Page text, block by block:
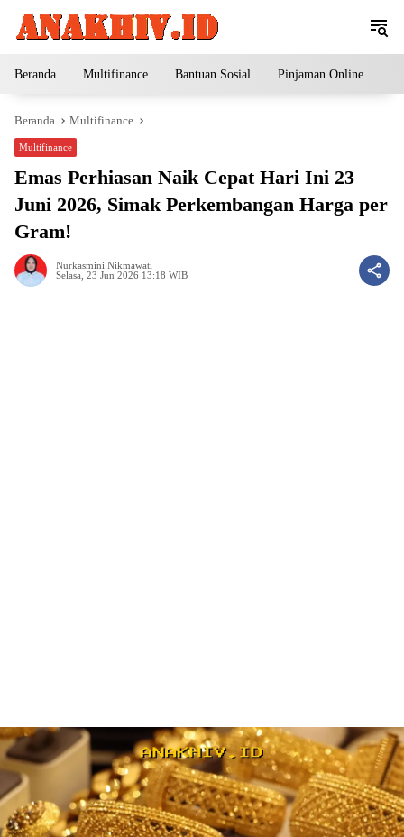
Beranda Multifinance Bantuan Sosial Pinjaman Online
Beranda Multifinance
Multifinance
Emas Perhiasan Naik Cepat Hari Ini 23
Juni 2026, Simak Perkembangan Harga per
Gram!
Nurkasmini Nikmawati
Selasa, 23 Jun 2026 13:18 WIB